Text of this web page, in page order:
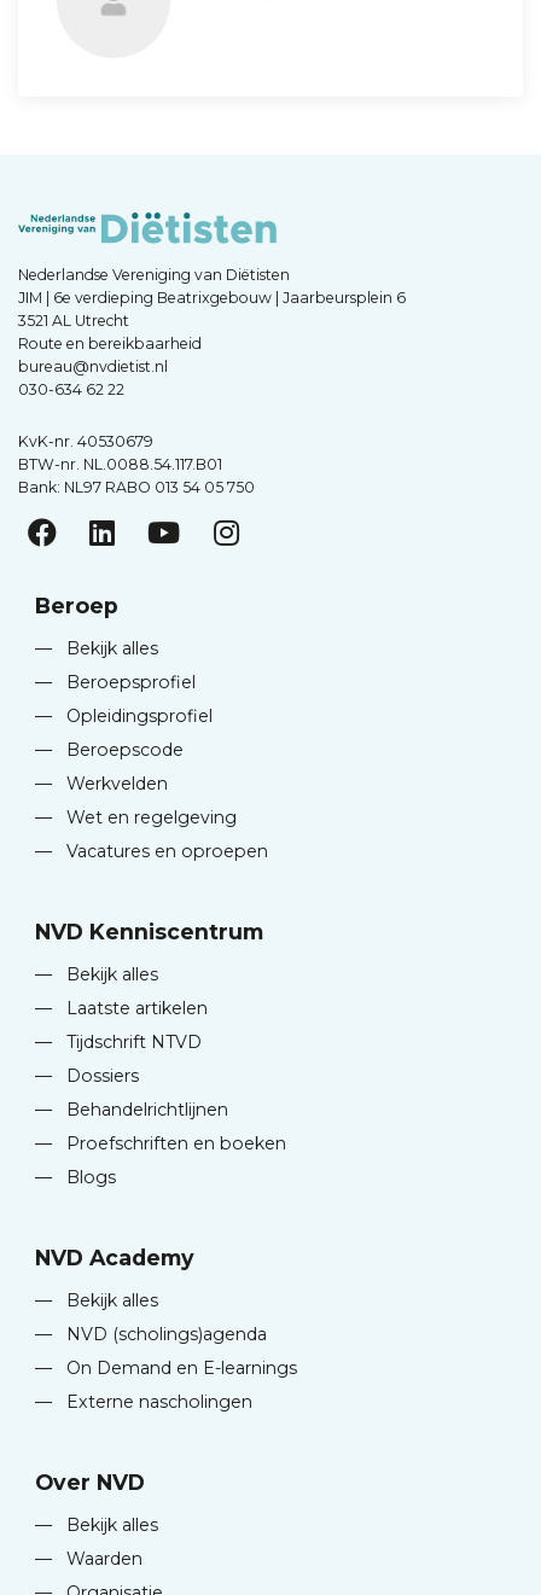
Nederlandse Vereniging van Diëtisten
JIM | 6e verdieping Beatrixgebouw | Jaarbeursplein 6
3521 AL Utrecht
Route en bereikbaarheid
bureau@nvdietist.nl
030-634 62 22
KvK-nr. 40530679
BTW-nr. NL.0088.54.117.B01
Bank: NL97 RABO 013 54 05 750
Beroep
—
Bekijk alles
—
Beroepsprofiel
—
Opleidingsprofiel
—
Beroepscode
—
Werkvelden
—
Wet en regelgeving
—
Vacatures en oproepen
NVD Kenniscentrum
—
Bekijk alles
—
Laatste artikelen
—
Tijdschrift NTVD
—
Dossiers
—
Behandelrichtlijnen
—
Proefschriften en boeken
—
Blogs
NVD Academy
—
Bekijk alles
—
NVD (scholings)agenda
—
On Demand en E-learnings
—
Externe nascholingen
Over NVD
—
Bekijk alles
—
Waarden